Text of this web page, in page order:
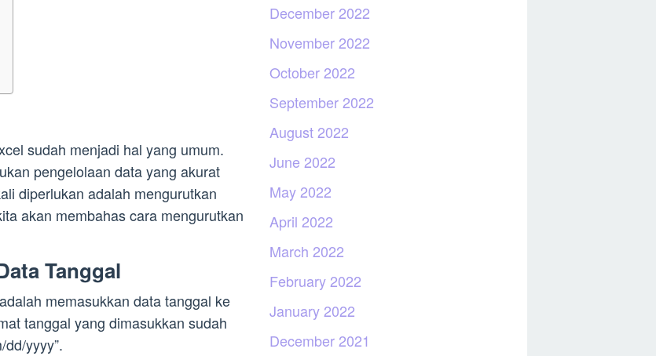
sudah menjadi hal yang umum.
pengelolaan data yang akurat
diperlukan adalah mengurutkan
akan membahas cara mengurutkan
Tanggal
memasukkan data tanggal ke
tanggal yang dimasukkan sudah
dd/yyyy”.
December 2022
November 2022
October 2022
September 2022
August 2022
June 2022
May 2022
April 2022
March 2022
February 2022
January 2022
December 2021